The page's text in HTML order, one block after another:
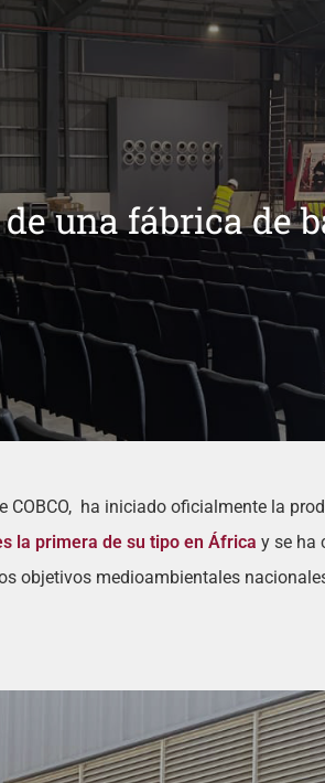
una fábrica de
ha iniciado oficialmente la
la primera de su tipo en África y se ha
objetivos medioambientales